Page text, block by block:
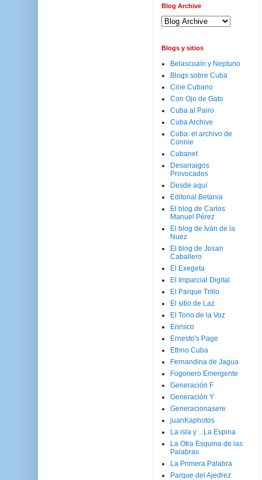
Blog Archive
Blogs y sitios
Belascoaín y Neptuno
Blogs sobre Cuba
Cine Cubano
Con Ojo de Gato
Cuba al Pairo
Cuba Archive
Cuba: el archivo de
Connie
Cubanet
Desarraigos
Provocados
Desde aquí
Editorial Betania
El blog de Carlos
Manuel Pérez
El blog de Iván de la
Nuez
El blog de Josan
Caballero
El Exegeta
El Imparcial Digital
El Parque Trillo
El sitio de Laz
El Tono de la Voz
Enrisco
Ernesto's Page
Ethno Cuba
Fernandina de Jagua
Fogonero Emergente
Generación F
Generación Y
Generacionasere
juanKaphotos
La isla y ...La Espina
La Otra Esquina de las
Palabras
La Primera Palabra
Parque del Ajedrez